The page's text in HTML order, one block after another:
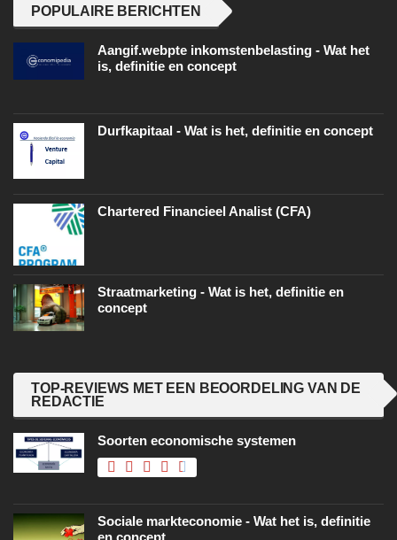
POPULAIRE BERICHTEN
Aangif.webpte inkomstenbelasting - Wat het
is, definitie en concept
Durfkapitaal - Wat is het, definitie en concept
Chartered Financieel Analist (CFA)
Straatmarketing - Wat is het, definitie en
concept
TOP-REVIEWS MET EEN BEOORDELING VAN DE
REDACTIE
Soorten economische systemen
Sociale markteconomie - Wat het is, definitie